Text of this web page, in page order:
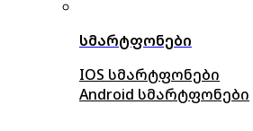
სმარტფონები
IOS სმარტფონები
Android სმარტფონები